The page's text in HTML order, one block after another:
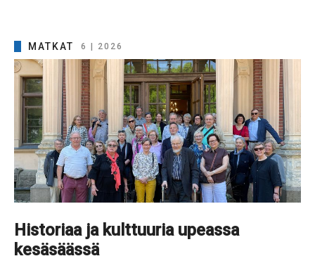
MATKAT 6 | 2026
Historiaa ja kulttuuria upeassa
kesäsäässä